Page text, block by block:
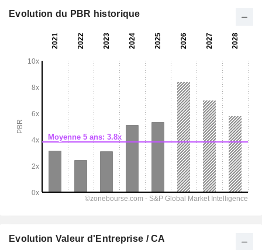
Evolution du PBR historique
Evolution Valeur d'Entreprise / CA